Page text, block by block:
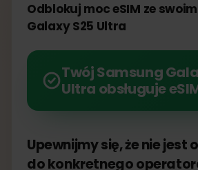
Odblokuj moc eSIM ze
Galaxy S25 Ultra
Twój Samsung
Ultra obsługuje
Upewnijmy się, że nie jest
do konkretnego